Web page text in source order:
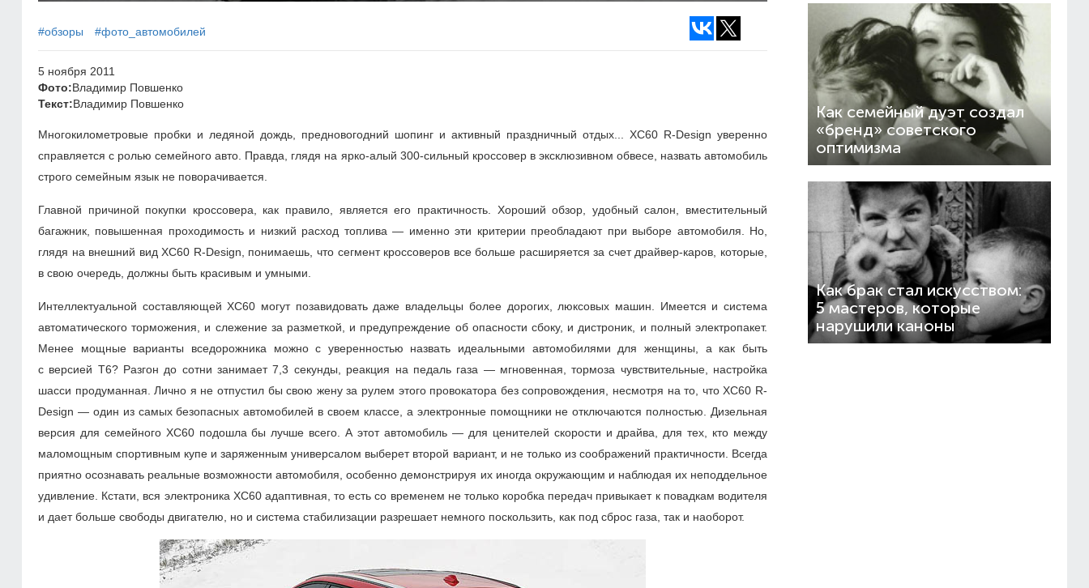
#обзоры #фото_автомобилей
5 ноября 2011
Фото:Владимир Повшенко
Текст:Владимир Повшенко
Многокилометровые пробки и ледяной дождь, предновогодний шопинг и активный праздничный отдых... XC60 R-Design уверенно
справляется с ролью семейного авто. Правда, глядя на ярко-алый 300-сильный кроссовер в эксклюзивном обвесе, назвать автомобиль
строго семейным язык не поворачивается.
Главной причиной покупки кроссовера, как правило, является его практичность. Хороший обзор, удобный салон, вместительный
багажник, повышенная проходимость и низкий расход топлива — именно эти критерии преобладают при выборе автомобиля. Но,
глядя на внешний вид XC60 R-Design, понимаешь, что сегмент кроссоверов все больше расширяется за счет драйвер-каров, которые,
в свою очередь, должны быть красивым и умными.
Интеллектуальной составляющей XC60 могут позавидовать даже владельцы более дорогих, люксовых машин. Имеется и система
автоматического торможения, и слежение за разметкой, и предупреждение об опасности сбоку, и дистроник, и полный электропакет.
Менее мощные варианты вседорожника можно с уверенностью назвать идеальными автомобилями для женщины, а как быть
с версией T6? Разгон до сотни занимает 7,3 секунды, реакция на педаль газа — мгновенная, тормоза чувствительные, настройка
шасси продуманная. Лично я не отпустил бы свою жену за рулем этого провокатора без сопровождения, несмотря на то, что XC60 R-
Design — один из самых безопасных автомобилей в своем классе, а электронные помощники не отключаются полностью. Дизельная
версия для семейного XC60 подошла бы лучше всего. А этот автомобиль — для ценителей скорости и драйва, для тех, кто между
маломощным спортивным купе и заряженным универсалом выберет второй вариант, и не только из соображений практичности. Всегда
приятно осознавать реальные возможности автомобиля, особенно демонстрируя их иногда окружающим и наблюдая их неподдельное
удивление. Кстати, вся электроника XC60 адаптивная, то есть со временем не только коробка передач привыкает к повадкам водителя
и дает больше свободы двигателю, но и система стабилизации разрешает немного поскользить, как под сброс газа, так и наоборот.
Как семейный дуэт создал
«бренд» советского
оптимизма
Как брак стал искусством:
5 мастеров, которые
нарушили каноны